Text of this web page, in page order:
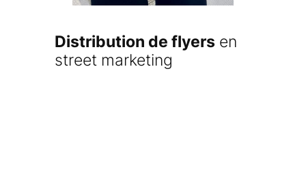
Distribution de flyers en
street marketing